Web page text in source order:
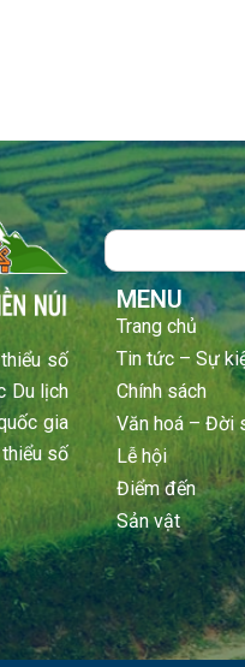
số
Du lịch
gia
số
Search
MENU
Trang chủ
Tin tức – Sự
Chính sách
Văn hoá – Đời
Lễ hội
Điểm đến
Sản vật